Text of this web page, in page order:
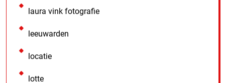
laura vink fotografie
leeuwarden
locatie
lotte